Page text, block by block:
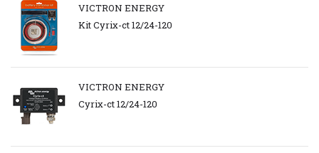
VICTRON ENERGY
Kit Cyrix-ct 12/24-120
VICTRON ENERGY
Cyrix-ct 12/24-120